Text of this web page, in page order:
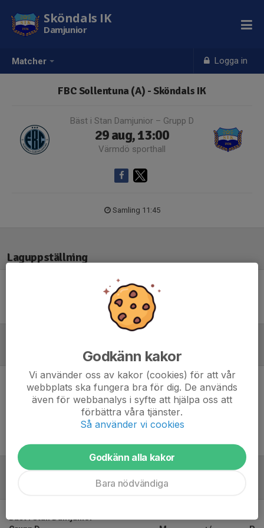
Matcher Logga in
Sköndals IK
Damjunior
FBC Sollentuna (A) - Sköndals IK
Bäst i Stan Damjunior – Grupp D
29 aug, 13:00
Värmdö sporthall
Samling 11:45
Laguppställning
Ingen uppställning ifylld
Inget skrivet
Bäst i Stan Damjunior –
Godkänn kakor
Vi använder oss av kakor (cookies) för att vår
webbplats ska fungera bra för dig. De används
även för webbanalys i syfte att hjälpa oss att
förbättra våra tjänster.
Så använder vi cookies
Godkänn alla kakor
Bara nödvändiga